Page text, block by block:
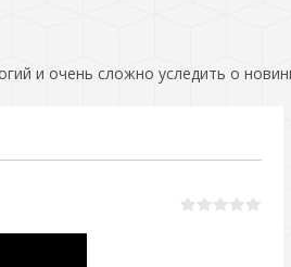
и очень сложно уследить о